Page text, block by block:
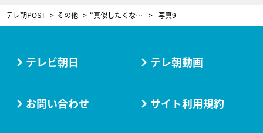
テレ朝POST その他 “真似したくなるチークの使い方”を伝授！チークの役割は「血色を与えること」 写真9
テレビ朝日 テレ朝動画
お問い合わせ サイト利用規約